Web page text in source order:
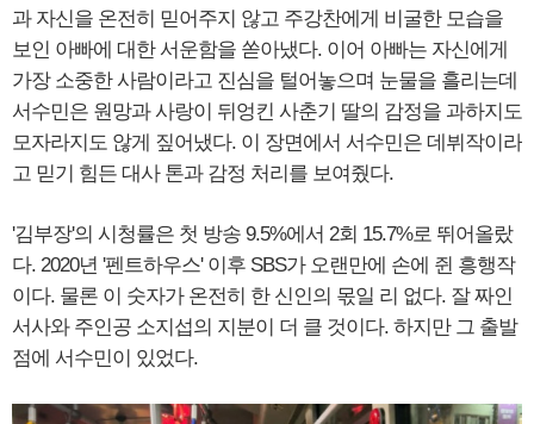
과 자신을 온전히 믿어주지 않고 주강찬에게 비굴한 모습을
보인 아빠에 대한 서운함을 쏟아냈다. 이어 아빠는 자신에게
가장 소중한 사람이라고 진심을 털어놓으며 눈물을 흘리는데
서수민은 원망과 사랑이 뒤엉킨 사춘기 딸의 감정을 과하지도
모자라지도 않게 짚어냈다. 이 장면에서 서수민은 데뷔작이라
고 믿기 힘든 대사 톤과 감정 처리를 보여줬다.
'김부장'의 시청률은 첫 방송 9.5%에서 2회 15.7%로 뛰어올랐
다. 2020년 '펜트하우스' 이후 SBS가 오랜만에 손에 쥔 흥행작
이다. 물론 이 숫자가 온전히 한 신인의 몫일 리 없다. 잘 짜인
서사와 주인공 소지섭의 지분이 더 클 것이다. 하지만 그 출발
점에 서수민이 있었다.